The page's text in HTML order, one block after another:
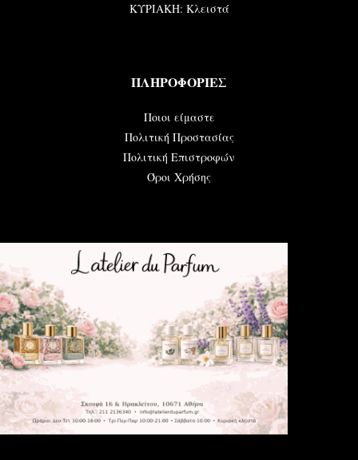
ΚΥΡΙΑΚΗ: Κλειστά
ΠΛΗΡΟΦΟΡΙΕΣ
Ποιοι είμαστε
Πολιτική Προστασίας
Πολιτική Επιστροφών
Όροι Χρήσης